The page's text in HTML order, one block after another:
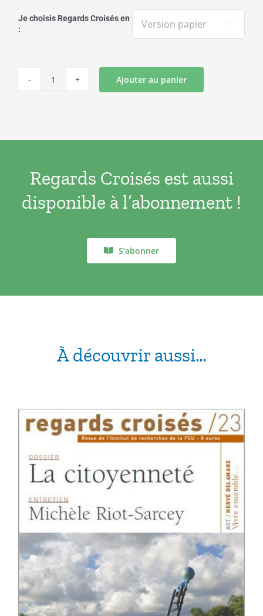
Je choisis Regards Croisés en
:

quantité
Ajouter au panier
Regards Croisés est aussi
disponible à l’abonnement !
S’abonner
À découvrir aussi…